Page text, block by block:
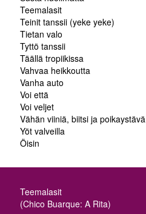
Teemalasit
Teinit tanssii (yeke yeke)
Tietan valo
Tyttö tanssii
Täällä tropiikissa
Vahvaa heikkoutta
Vanha auto
Voi että
Voi veljet
Vähän viiniä, biitsi ja poikaystävä
Yöt valveilla
Öisin
Teemalasit
(Chico Buarque: A Rita)